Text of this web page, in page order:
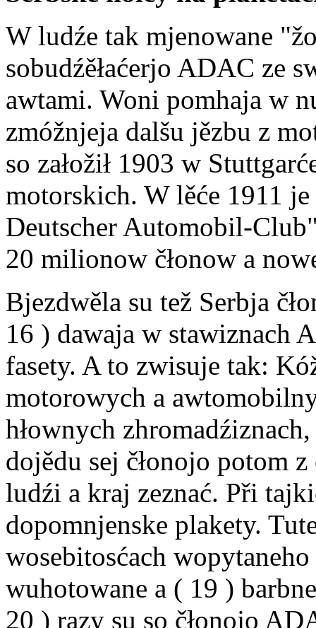
W ludźe tak mjenowane
sobudźěłaćerjo ADAC ze
awtami. Woni pomhaja w
zmóžnjeja dalšu jězbu z
so załožił 1903 w
motorskich. W lěće 1911
Deutscher Automobil-
20 milionow čłonow a
Bjezdwěla su tež Serbja
16 ) dawaja w stawiznach
fasety. A to zwisuje tak:
motorowych a
hłownych
dojědu sej čłonojo potom
ludźi a kraj zeznać. Při
dopomnjenske plakety.
wosebitosćach
wuhotowane a ( 19 )
20 ) razy su so čłonojo